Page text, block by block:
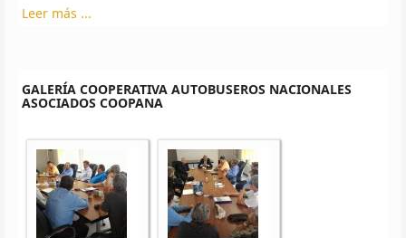
Leer más ...
GALERÍA COOPERATIVA AUTOBUSEROS NACIONALES
ASOCIADOS COOPANA